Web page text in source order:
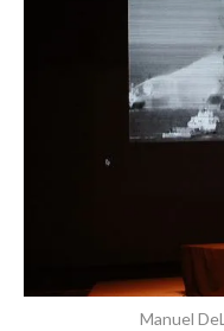
Manuel